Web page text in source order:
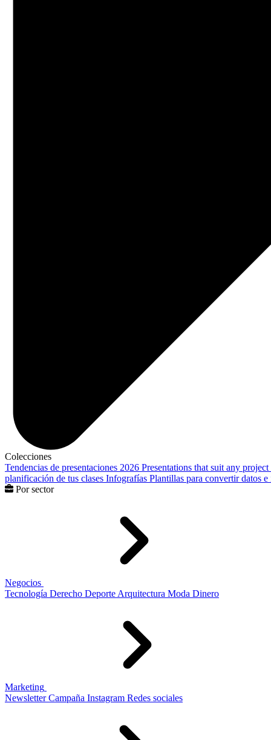
Colecciones
Tendencias de presentaciones 2026 Presentations that suit any project
planificación de tus clases Infografías Plantillas para convertir datos
Por sector
Negocios
Tecnología Derecho Deporte Arquitectura Moda Dinero
Marketing
Newsletter Campaña Instagram Redes sociales